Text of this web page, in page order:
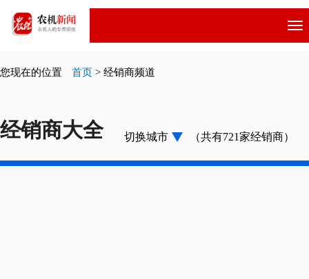
跳
到
要
您现在的位置 首页 > 经销商频道
经销商大全 切换城市 （共有721家经销商）